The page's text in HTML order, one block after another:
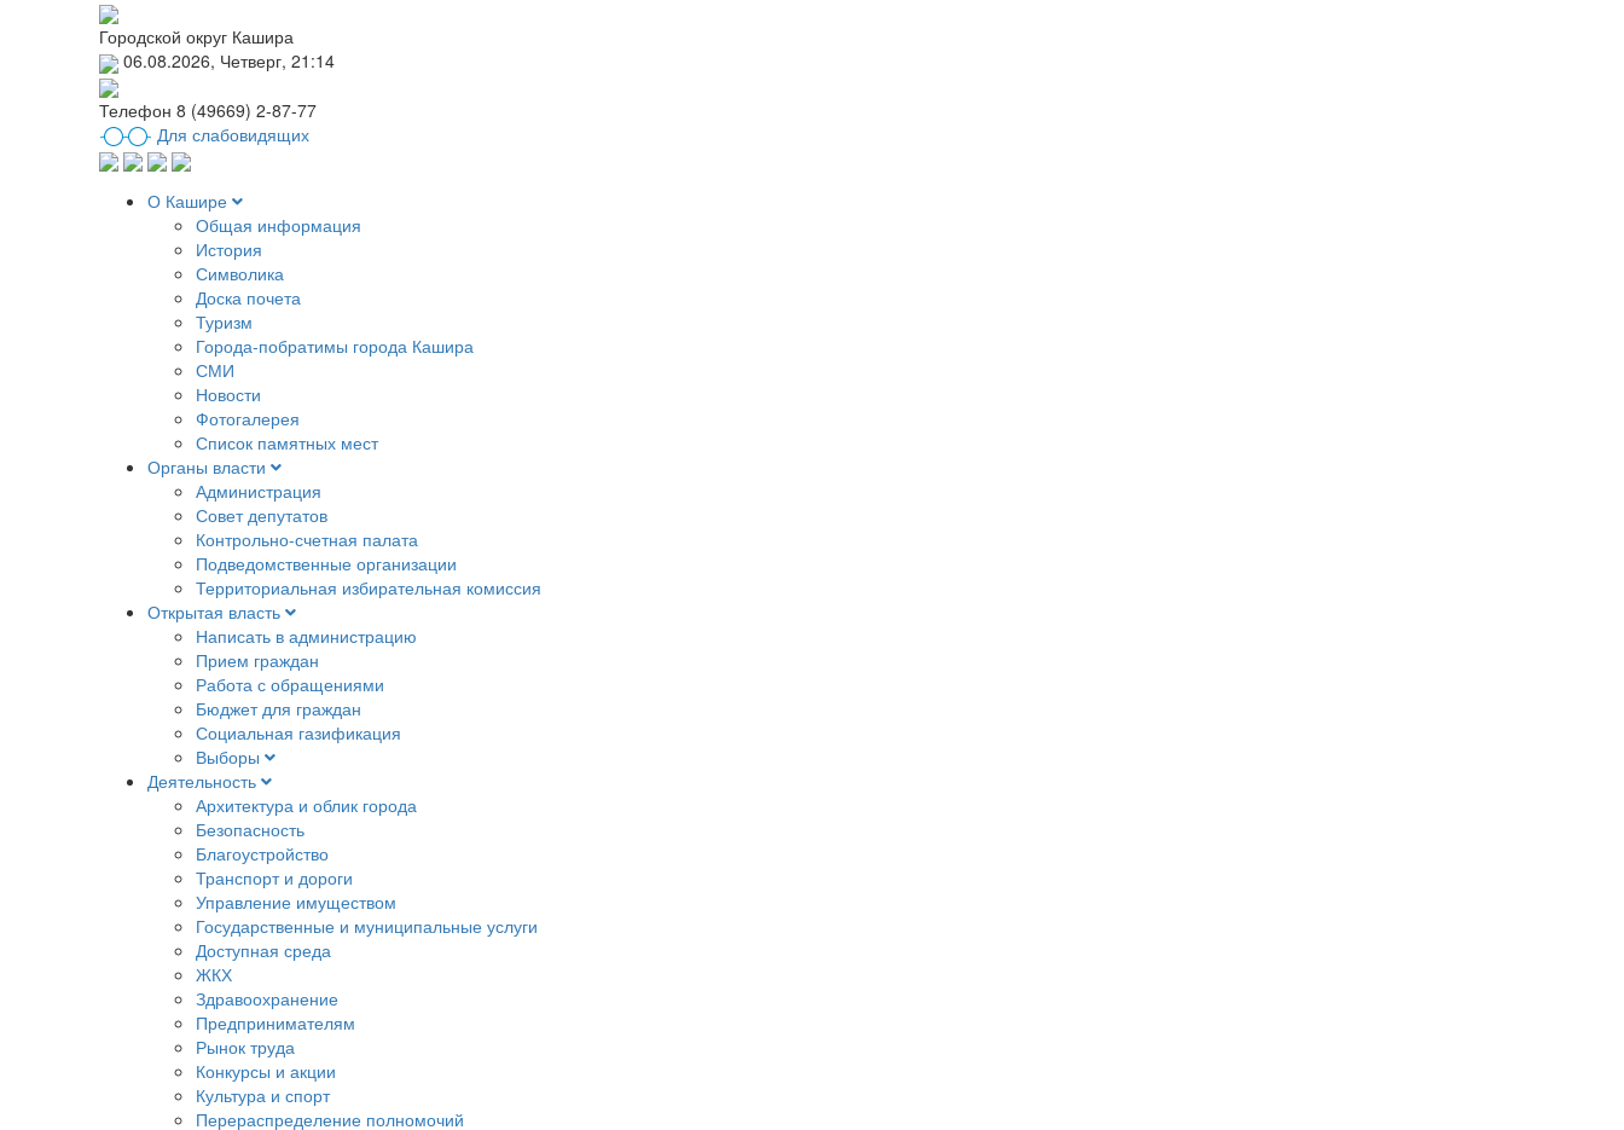
Городской округ Кашира
06.08.2026, Четверг, 21:14
Телефон 8 (49669) 2-87-77
Для слабовидящих
О Кашире
Общая информация
История
Символика
Доска почета
Туризм
Города-побратимы города Кашира
СМИ
Новости
Фотогалерея
Список памятных мест
Органы власти
Администрация
Совет депутатов
Контрольно-счетная палата
Подведомственные организации
Территориальная избирательная комиссия
Открытая власть
Написать в администрацию
Прием граждан
Работа с обращениями
Бюджет для граждан
Социальная газификация
Выборы
Деятельность
Архитектура и облик города
Безопасность
Благоустройство
Транспорт и дороги
Управление имуществом
Государственные и муниципальные услуги
Доступная среда
ЖКХ
Здравоохранение
Предпринимателям
Рынок труда
Конкурсы и акции
Культура и спорт
Перераспределение полномочий